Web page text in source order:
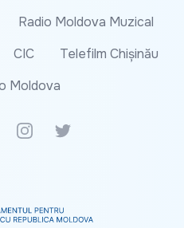
Radio Moldova Muzical
CIC
Telefilm Chișinău
Moldova
InstagramTwitter